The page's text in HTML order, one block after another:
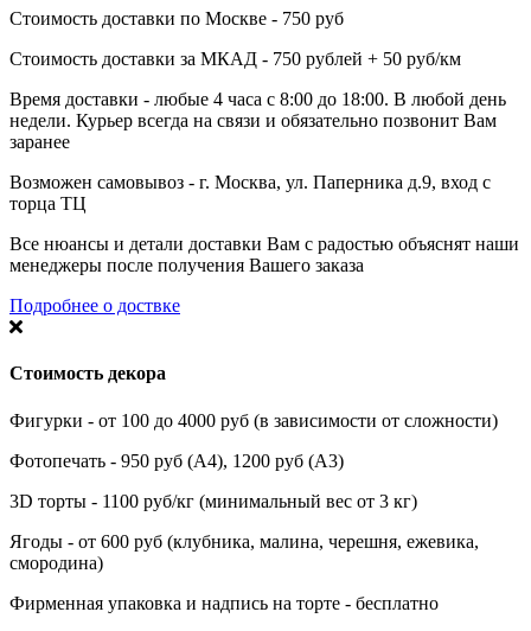
Стоимость доставки по Москве - 750 руб
Стоимость доставки за МКАД - 750 рублей + 50 руб/км
Время доставки - любые 4 часа с 8:00 до 18:00. В любой день
недели. Курьер всегда на связи и обязательно позвонит Вам
заранее
Возможен самовывоз - г. Москва, ул. Паперника д.9, вход с
торца ТЦ
Все нюансы и детали доставки Вам с радостью объяснят наши
менеджеры после получения Вашего заказа
Подробнее о доствке
Стоимость декора
Фигурки - от 100 до 4000 руб (в зависимости от сложности)
Фотопечать - 950 руб (А4), 1200 руб (А3)
3D торты - 1100 руб/кг (минимальный вес от 3 кг)
Ягоды - от 600 руб (клубника, малина, черешня, ежевика,
смородина)
Фирменная упаковка и надпись на торте - бесплатно